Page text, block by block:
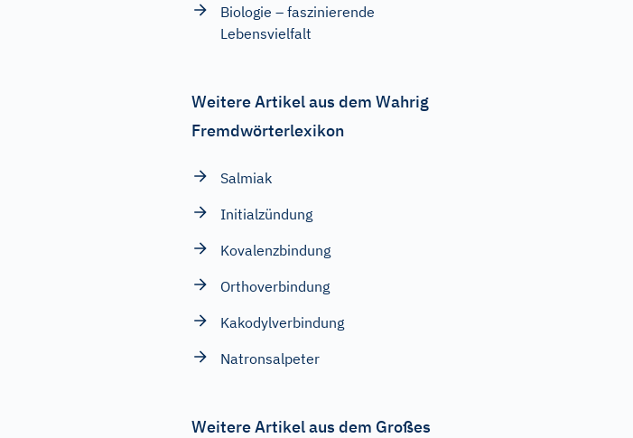
Biologie – faszinierende
Lebensvielfalt
Weitere Artikel aus dem Wahrig
Fremdwörterlexikon
Salmiak
Initialzündung
Kovalenzbindung
Orthoverbindung
Kakodylverbindung
Natronsalpeter
Weitere Artikel aus dem Großes